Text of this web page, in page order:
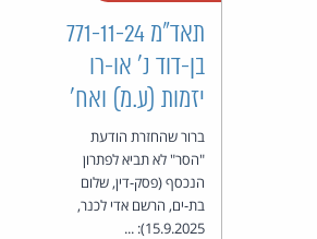
תאד"מ 771-11-24
בן-דוד נ' או-רו
יזמות (ע.מ) ואח'
ברור שהחזרת הודעת
"הסר" לא תביא לפתרון
הנכסף (פסק-דין, שלום
בת-ים, הרשם אדי לכנר,
15.9.2025): ...